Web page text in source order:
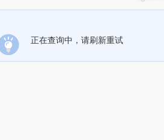
正在查询中，请刷新重试